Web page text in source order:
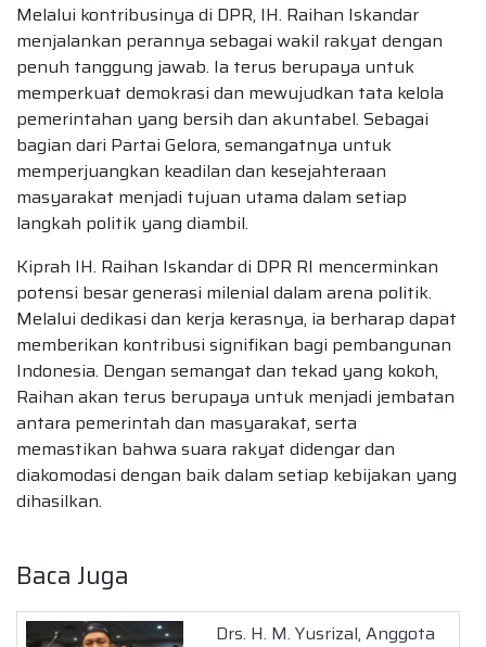
Melalui kontribusinya di DPR, IH. Raihan Iskandar
menjalankan perannya sebagai wakil rakyat dengan
penuh tanggung jawab. Ia terus berupaya untuk
memperkuat demokrasi dan mewujudkan tata kelola
pemerintahan yang bersih dan akuntabel. Sebagai
bagian dari Partai Gelora, semangatnya untuk
memperjuangkan keadilan dan kesejahteraan
masyarakat menjadi tujuan utama dalam setiap
langkah politik yang diambil.
Kiprah IH. Raihan Iskandar di DPR RI mencerminkan
potensi besar generasi milenial dalam arena politik.
Melalui dedikasi dan kerja kerasnya, ia berharap dapat
memberikan kontribusi signifikan bagi pembangunan
Indonesia. Dengan semangat dan tekad yang kokoh,
Raihan akan terus berupaya untuk menjadi jembatan
antara pemerintah dan masyarakat, serta
memastikan bahwa suara rakyat didengar dan
diakomodasi dengan baik dalam setiap kebijakan yang
dihasilkan.
Baca Juga
Drs. H. M. Yusrizal, Anggota